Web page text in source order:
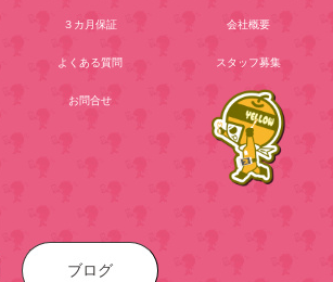
３カ月保証
よくある質問
お問合せ
会社概要
スタッフ募集
ブログ